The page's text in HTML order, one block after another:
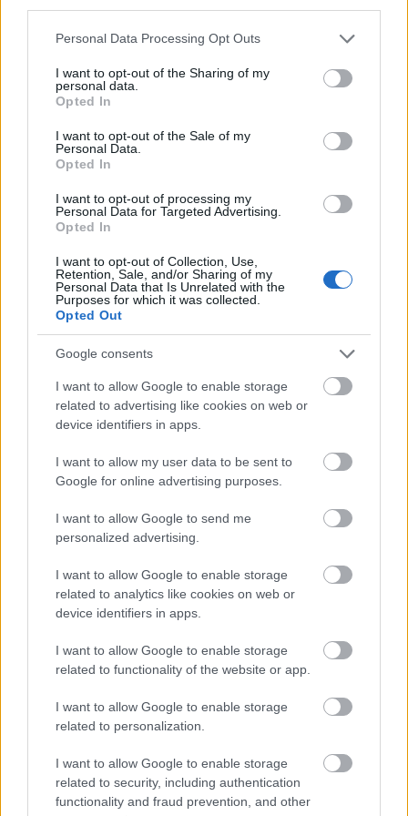
Please note that this website/app uses one or more Google
not limited to your visit or usage behaviour. You may click to
grant or deny consent to Google and its third-party tags to
use your data for below specified purposes in below Google
consent section.
Personal Data Processing Opt Outs
I want to opt-out of the Sharing of my
personal data.
Opted In
I want to opt-out of the Sale of my
Personal Data.
Opted In
I want to opt-out of processing my
Personal Data for Targeted Advertising.
Opted In
I want to opt-out of Collection, Use,
Retention, Sale, and/or Sharing of my
Personal Data that Is Unrelated with the
Purposes for which it was collected.
Opted Out
Google consents
I want to allow Google to enable storage
related to advertising like cookies on web or
device identifiers in apps.
I want to allow my user data to be sent to
Google for online advertising purposes.
I want to allow Google to send me
personalized advertising.
I want to allow Google to enable storage
related to analytics like cookies on web or
device identifiers in apps.
I want to allow Google to enable storage
related to functionality of the website or app.
I want to allow Google to enable storage
related to personalization.
I want to allow Google to enable storage
related to security, including authentication
functionality and fraud prevention, and other
is ez? 15 retro gép egy dobozban:Amstrad GX400,
Seg Master System, Atari 7800,…
Sunsetjoy•2013. március 17.
Ismét jelentkezik a hírek rovatunk (bár ritkán teszi
ezt): - Stalker Amigán Nem, ez nem a PC-n ismert
Stalker, hanem egy 20 évvel ezelőtt magyarok által
fejlesztett akció-platform játék, amely félkész
állapotban került elő és került megosztásra (de ezt a
megosztást a…